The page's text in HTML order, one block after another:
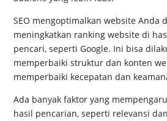
SEO mengoptimalkan website Anda
meningkatkan ranking website di
pencari, seperti Google. Ini bisa
memperbaiki struktur dan konten
memperbaiki kecepatan dan
Ada banyak faktor yang
hasil pencarian, seperti relevansi